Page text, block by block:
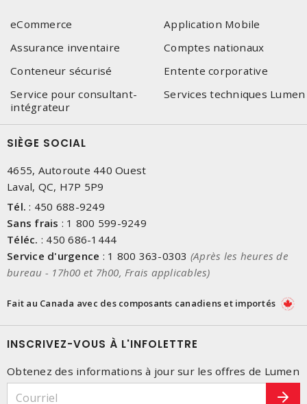
eCommerce
Application Mobile
Assurance inventaire
Comptes nationaux
Conteneur sécurisé
Entente corporative
Service pour consultant-
intégrateur
Services techniques Lumen
SIÈGE SOCIAL
4655, Autoroute 440 Ouest
Laval, QC, H7P 5P9
Tél. : 450 688-9249
Sans frais : 1 800 599-9249
Téléc. : 450 686-1444
Service d'urgence : 1 800 363-0303 (Après les heures de
bureau - 17h00 et 7h00, Frais applicables)
Fait au Canada avec des composants canadiens et importés
INSCRIVEZ-VOUS À L'INFOLETTRE
Obtenez des informations à jour sur les offres de Lumen